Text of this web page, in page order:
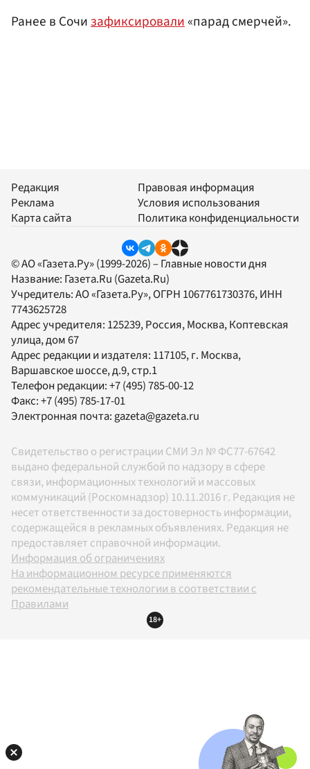
Ранее в Сочизафиксировали«парад смерчей».
Редакция
Реклама
Карта сайта
Правовая информация
Условия использования
Политика конфиденциальности
© АО «Газета.Ру» (1999-2026) – Главные новости дня
Название: Газета.Ru (Gazeta.Ru)
Учредитель:АО «Газета.Ру», ОГРН 1067761730376, ИНН
7743625728
Адрес учредителя: 125239, Россия, Москва, Коптевская
улица, дом 67
Адрес редакции и издателя: 117105, г. Москва,
Варшавское шоссе, д.9, стр.1
Телефон редакции:+7 (495) 785-00-12
Факс:+7 (495) 785-17-01
Электронная почта: gazeta@gazeta.ru
Свидетельство о регистрации СМИ Эл № ФС77-67642
выдано федеральной службой по надзору в сфере
связи, информационных технологий и массовых
коммуникаций (Роскомнадзор) 10.11.2016 г. Редакция не
несет ответственности за достоверность информации,
содержащейся в рекламных объявлениях. Редакция не
предоставляет справочной информации.
Информация об ограничениях
На информационном ресурсе применяются
рекомендательные технологии в соответствии с
Правилами
18+